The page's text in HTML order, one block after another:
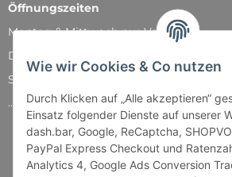
Wie wir Cookies & Co nutzen
Durch Klicken auf „Alle akzeptieren“
Einsatz folgender Dienste auf unserer
dash.bar, Google, ReCaptcha,
PayPal Express Checkout und
Analytics 4, Google Ads Conversion
Öffnungszeiten
Montag & Mittwoch nur Versand
Dienstag, Donnerstag und Freitag: 11:00
Samstag: 11:00 - 14:00 Uhr
...und natürlich während unserer Events